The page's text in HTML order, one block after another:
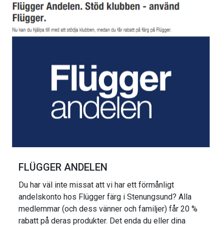
FLÜGGER ANDELEN
Du har väl inte missat att vi har ett förmånligt
andelskonto hos Flügger färg i Stenungsund? Alla
medlemmar (och dess vänner och familjer) får 20 %
rabatt på deras produkter. Det enda du eller dina